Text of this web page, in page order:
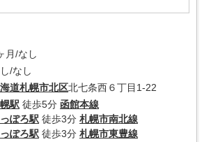
月/なし
/なし
道札幌市北区北七条西６丁目1-22
駅 徒歩5分 函館本線
ぽろ駅 徒歩3分 札幌市南北線
ぽろ駅 徒歩3分 札幌市東豊線